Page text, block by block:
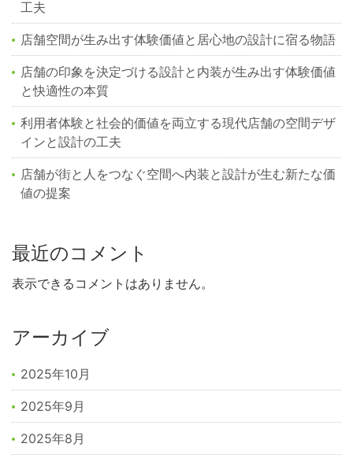
工夫
店舗空間が生み出す体験価値と居心地の設計に宿る物語
店舗の印象を決定づける設計と内装が生み出す体験価値
と快適性の本質
利用者体験と社会的価値を両立する現代店舗の空間デザ
インと設計の工夫
店舗が街と人をつなぐ空間へ内装と設計が生む新たな価
値の提案
最近のコメント
表示できるコメントはありません。
アーカイブ
2025年10月
2025年9月
2025年8月